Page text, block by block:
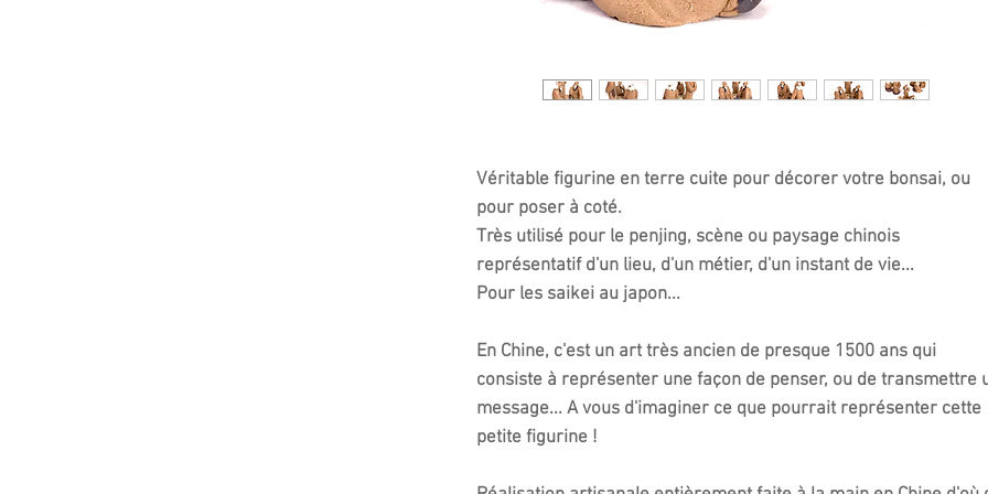
Véritable figurine en terre cuite pour décorer votre bonsai, ou
pour poser à coté.
Très utilisé pour le penjing, scène ou paysage chinois
représentatif d'un lieu, d'un métier, d'un instant de vie...
Pour les saikei au japon...
En Chine, c'est un art très ancien de presque 1500 ans qui
consiste à représenter une façon de penser, ou de transmettre
message... A vous d'imaginer ce que pourrait représenter cette
petite figurine !